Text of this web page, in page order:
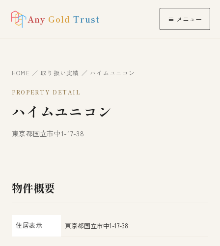
Any Gold Trust ≡ メニュー
HOME ／ 取り扱い実績 ／ ハイムユニコン
PROPERTY DETAIL
ハイムユニコン
東京都国立市中1-17-38
物件概要
住居表示 東京都国立市中1-17-38